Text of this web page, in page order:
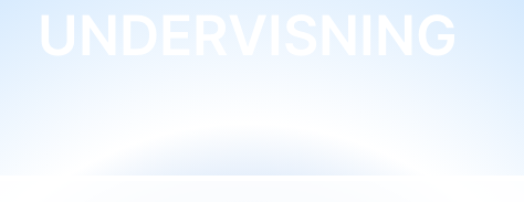
UNDERVISNING